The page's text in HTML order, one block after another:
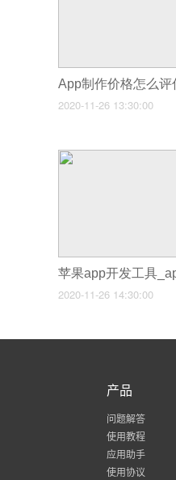
App制作价格怎么评
2020-11-26 13:30:00
2020-11-26 14:30:00
产品
问题解答
使用教程
应用助手
使用协议